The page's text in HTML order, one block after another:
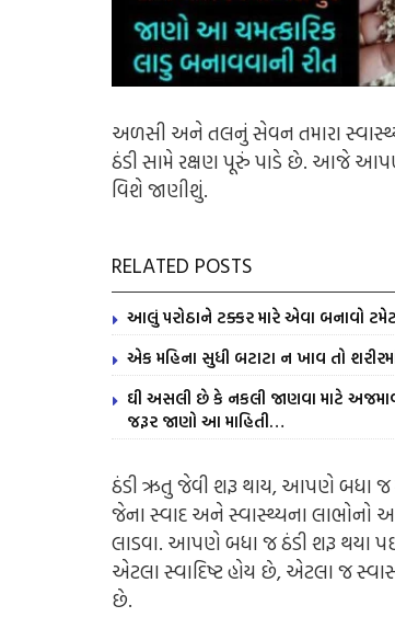
અળસી અને તલનું સેવન તમારા
ઠંડી સામે રક્ષણ પૂરું પાડે છે. આજે
વિશે જાણીશું.
RELATED POSTS
આલું પરોઠાને ટક્કર મારે એવા બનાવો
એક મહિના સુધી બટાટા ન ખાવ તો
ઘી અસલી છે કે નકલી જાણવા માટે
જરૂર જાણો આ માહિતી…
ઠંડી ઋતુ જેવી શરૂ થાય, આપણે બધા જ
જેના સ્વાદ અને સ્વાસ્થ્યના
લાડવા. આપણે બધા જ ઠંડી શરૂ થયા
એટલા સ્વાદિષ્ટ હોય છે, એટલા જ
છે.